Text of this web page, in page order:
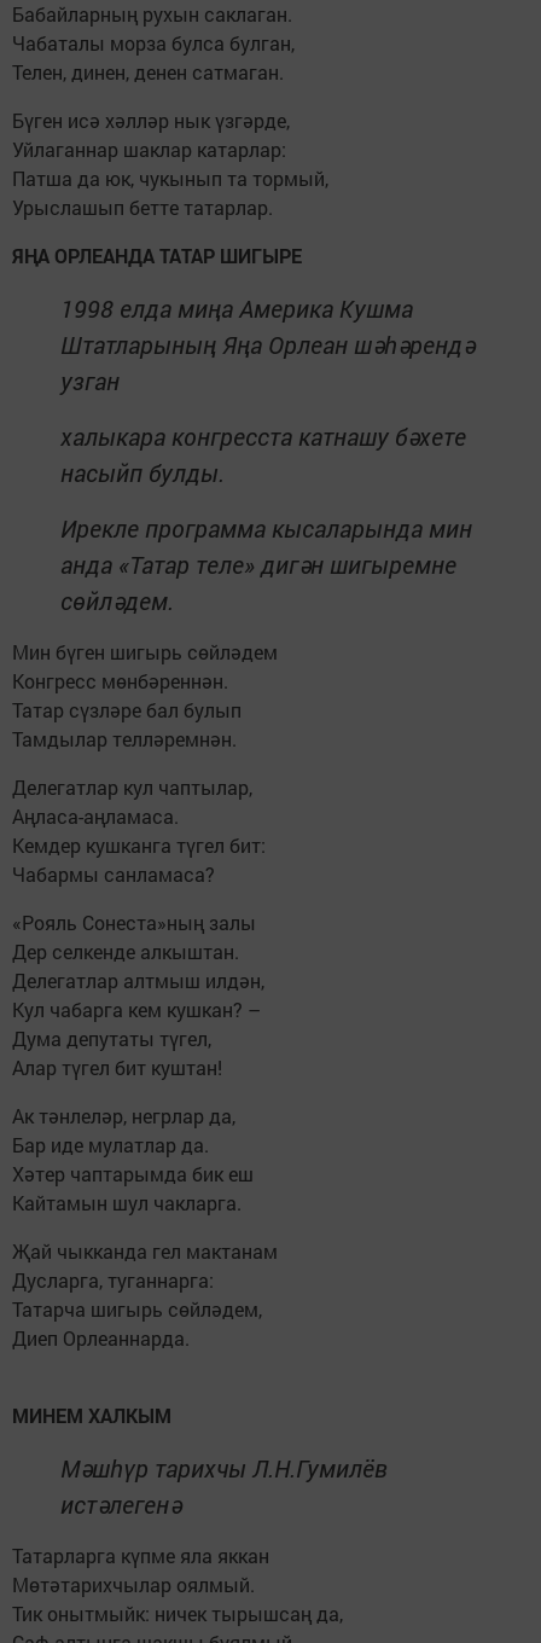
Бабайларның рухын саклаган.
Чабаталы морза булса булган,
Телен, динен, денен сатмаган.
Бүген исә хәлләр нык үзгәрде,
Уйлаганнар шаклар катарлар:
Патша да юк, чукынып та тормый,
Урыслашып бетте татарлар.
ЯҢА ОРЛЕАНДА ТАТАР ШИГЫРЕ
1998 елда миңа Америка Кушма
Штатларының Яңа Орлеан шәһәрендә
узган
халыкара конгресста катнашу бәхете
насыйп булды.
Ирекле программа кысаларында мин
анда «Татар теле» дигән шигыремне
сөйләдем.
Мин бүген шигырь сөйләдем
Конгресс мөнбәреннән.
Татар сүзләре бал булып
Тамдылар телләремнән.
Делегатлар кул чаптылар,
Аңласа-аңламаса.
Кемдер кушканга түгел бит:
Чабармы санламаса?
«Рояль Сонеста»ның залы
Дер селкенде алкыштан.
Делегатлар алтмыш илдән,
Кул чабарга кем кушкан? –
Дума депутаты түгел,
Алар түгел бит куштан!
Ак тәнлеләр, негрлар да,
Бар иде мулатлар да.
Хәтер чаптарымда бик еш
Кайтамын шул чакларга.
Җай чыкканда гел мактанам
Дусларга, туганнарга:
Татарча шигырь сөйләдем,
Диеп Орлеаннарда.
МИНЕМ ХАЛКЫМ
Мәшһүр тарихчы Л.Н.Гумилёв
истәлегенә
Татарларга күпме яла яккан
Мөтәтарихчылар оялмый.
Тик онытмыйк: ничек тырышсаң да,